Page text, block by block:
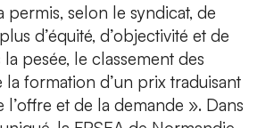
permis, selon le syndicat, de
d’équité, d’objectivité et de
pesée, le classement des
la formation d’un prix traduisant
et de la demande ». Dans